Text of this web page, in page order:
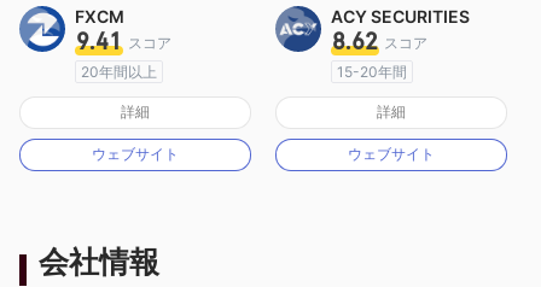
FXCM
9.41 スコア
20年間以上
オーストラリア規制
マーケットメイキングライセンス（MM）
MT4フルライセンス
詳細
ウェブサイト
ACY SECURITIES
8.62 スコア
15-20年間
オーストラリア規制
マーケットメイキングライセンス（MM）
MT4フルライセンス
詳細
ウェブサイト
会社情報